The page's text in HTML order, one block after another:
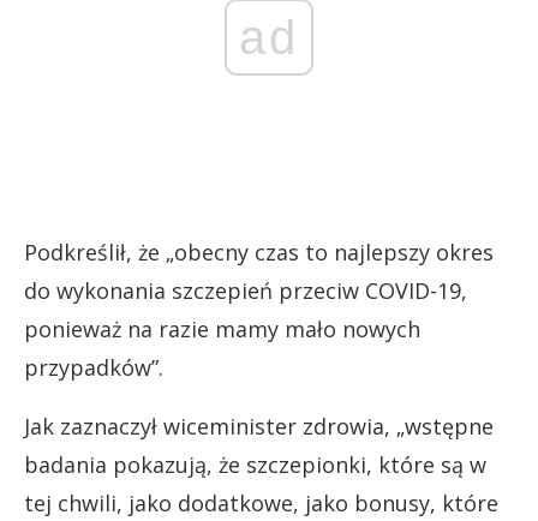
ad
Podkreślił, że „obecny czas to najlepszy okres
do wykonania szczepień przeciw COVID-19,
ponieważ na razie mamy mało nowych
przypadków”.
Jak zaznaczył wiceminister zdrowia, „wstępne
badania pokazują, że szczepionki, które są w
tej chwili, jako dodatkowe, jako bonusy, które